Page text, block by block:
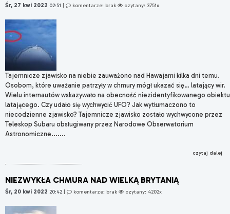
Śr, 27 kwi 2022 02:51 | komentarze: brak czytany: 3751x
Tajemnicze zjawisko na niebie zauważono nad Hawajami kilka dni temu.
Osobom, które uważanie patrzyły w chmury mógł ukazać się… latający wir.
Wielu internautów wskazywało na obecność niezidentyfikowanego obiektu
latającego. Czy udało się wychwycić UFO? Jak wytłumaczono to
niecodzienne zjawisko? Tajemnicze zjawisko zostało wychwycone przez
Teleskop Subaru obsługiwany przez Narodowe Obserwatorium
Astronomiczne.......
czytaj dalej
NIEZWYKŁA CHMURA NAD WIELKĄ BRYTANIĄ
Śr, 20 kwi 2022 20:42 | komentarze: brak czytany: 4202x